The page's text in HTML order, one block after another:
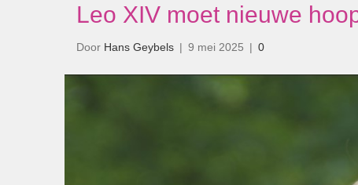
Leo XIV moet nieuwe
Door Hans Geybels | 9 mei 2025 | 0